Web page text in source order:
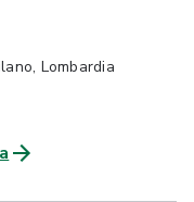
Lombardia